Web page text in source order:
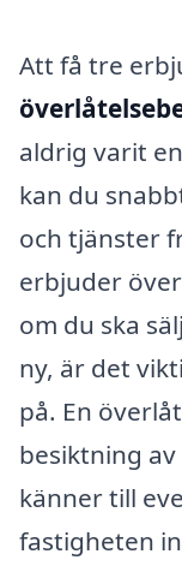
Att få tre
aldrig varit
kan du
och tjänster
erbjuder
om du ska
ny, är det
på. En
besiktning
känner till
fastigheten